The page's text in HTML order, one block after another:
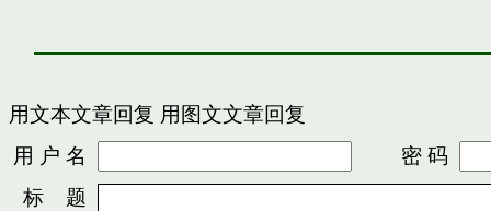
用文本文章回复 用图文文章回复
用 户 名
密 码
标 题